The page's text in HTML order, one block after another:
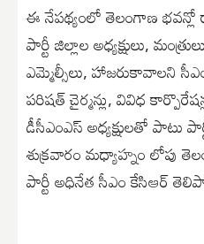
ఈ నేపథ్యంలో తెలంగాణ భవన్లో
పార్టీ జిల్లాల అధ్యక్షులు,
ఎమ్మెల్సీలు, హాజరుకావాలని
పరిషత్ చైర్మన్లు, వివిధ
డీసీఎంఎస్ అధ్యక్షులతో పాటు
శుక్రవారం మధ్యాహ్నం లోపు
పార్టీ అధినేత సీఎం కేసిఆర్